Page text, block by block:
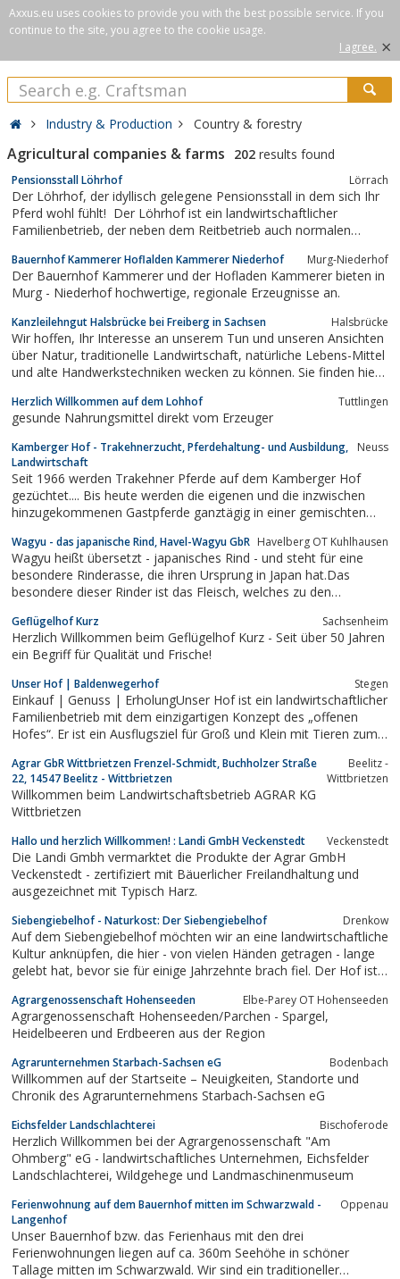
Axxus.eu uses cookies to provide you with the best possible service. If you
continue to the site, you agree to the cookie usage.
I agree. ×
Industry & Production Country & forestry
Agricultural companies & farms 202 results found
Pensionsstall Löhrhof Lörrach
Der Löhrhof, der idyllisch gelegene Pensionsstall in dem sich Ihr
Pferd wohl fühlt! Der Löhrhof ist ein landwirtschaftlicher
Familienbetrieb, der neben dem Reitbetrieb auch normalen
Bauernhof Kammerer Hoflalden Kammerer Niederhof Murg-Niederhof
Der Bauernhof Kammerer und der Hofladen Kammerer bieten in
Murg - Niederhof hochwertige, regionale Erzeugnisse an.
Kanzleilehngut Halsbrücke bei Freiberg in Sachsen Halsbrücke
Wir hoffen, Ihr Interesse an unserem Tun und unseren Ansichten
über Natur, traditionelle Landwirtschaft, natürliche Lebens-Mittel
und alte Handwerkstechniken wecken zu können. Sie finden hier
herstellen und direkt vertreiben.
Herzlich Willkommen auf dem Lohhof Tuttlingen
gesunde Nahrungsmittel direkt vom Erzeuger
Kamberger Hof - Trakehnerzucht, Pferdehaltung- und Ausbildung,
Landwirtschaft
Neuss
Seit 1966 werden Trakehner Pferde auf dem Kamberger Hof
gezüchtet.... Bis heute werden die eigenen und die inzwischen
hinzugekommenen Gastpferde ganztägig in einer gemischten
Herde besteht aus Ponys und den Zuchtstuten mit Ihren Fohlen.
Wagyu - das japanische Rind, Havel-Wagyu GbR Havelberg OT Kuhlhausen
Wagyu heißt übersetzt - japanisches Rind - und steht für eine
besondere Rinderasse, die ihren Ursprung in Japan hat.Das
besondere dieser Rinder ist das Fleisch, welches zu den
Geflügelhof Kurz Sachsenheim
Herzlich Willkommen beim Geflügelhof Kurz - Seit über 50 Jahren
ein Begriff für Qualität und Frische!
Unser Hof | Baldenwegerhof Stegen
Einkauf | Genuss | ErholungUnser Hof ist ein landwirtschaftlicher
Familienbetrieb mit dem einzigartigen Konzept des „offenen
Hofes“. Er ist ein Ausflugsziel für Groß und Klein mit Tieren zum
Agrar GbR Wittbrietzen Frenzel-Schmidt, Buchholzer Straße
22, 14547 Beelitz - Wittbrietzen
Beelitz -
Wittbrietzen
Willkommen beim Landwirtschaftsbetrieb AGRAR KG
Wittbrietzen
Hallo und herzlich Willkommen! : Landi GmbH Veckenstedt Veckenstedt
Die Landi Gmbh vermarktet die Produkte der Agrar GmbH
Veckenstedt - zertifiziert mit Bäuerlicher Freilandhaltung und
ausgezeichnet mit Typisch Harz.
Siebengiebelhof - Naturkost: Der Siebengiebelhof Drenkow
Auf dem Siebengiebelhof möchten wir an eine landwirtschaftliche
Kultur anknüpfen, die hier - von vielen Händen getragen - lange
gelebt hat, bevor sie für einige Jahrzehnte brach fiel. Der Hof ist
Landwirtschaft, ...
Agrargenossenschaft Hohenseeden Elbe-Parey OT Hohenseeden
Agrargenossenschaft Hohenseeden/Parchen - Spargel,
Heidelbeeren und Erdbeeren aus der Region
Agrarunternehmen Starbach-Sachsen eG Bodenbach
Willkommen auf der Startseite – Neuigkeiten, Standorte und
Chronik des Agrarunternehmens Starbach-Sachsen eG
Eichsfelder Landschlachterei Bischoferode
Herzlich Willkommen bei der Agrargenossenschaft "Am
Ohmberg" eG - landwirtschaftliches Unternehmen, Eichsfelder
Landschlachterei, Wildgehege und Landmaschinenmuseum
Ferienwohnung auf dem Bauernhof mitten im Schwarzwald -
Langenhof
Oppenau
Unser Bauernhof bzw. das Ferienhaus mit den drei
Ferienwohnungen liegen auf ca. 360m Seehöhe in schöner
Tallage mitten im Schwarzwald. Wir sind ein traditioneller